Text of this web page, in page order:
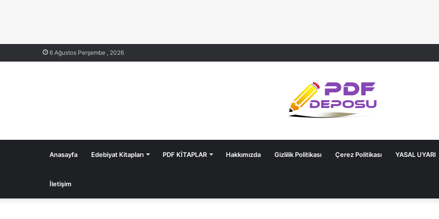
6 Ağustos Perşembe , 2026
Anasayfa Edebiyat Kitapları PDF KİTAPLAR Hakkımızda Gizlilik Politikası Çerez Politikası YASAL UYARI
İletişim